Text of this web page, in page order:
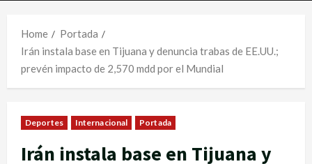
Home
Portada
Irán instala base en Tijuana y denuncia trabas de EE.UU.;
prevén impacto de 2,570 mdd por el Mundial
Deportes Internacional Portada
Irán instala base en Tijuana y